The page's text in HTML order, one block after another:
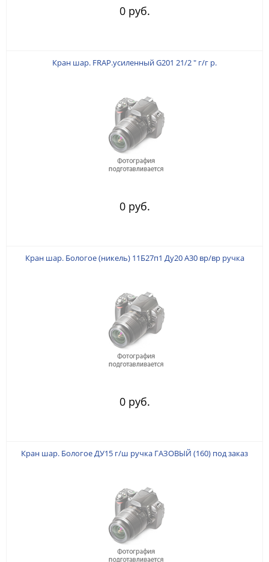
0 руб.
Кран шар. FRAP.усиленный G201 21/2 " г/г р.
0 руб.
Кран шар. Бологое (никель) 11Б27п1 Ду20 А30 вр/вр ручка
0 руб.
Кран шар. Бологое ДУ15 г/ш ручка ГАЗОВЫЙ (160) под заказ